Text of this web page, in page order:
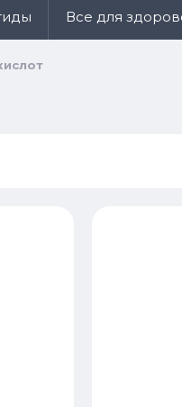
Все для